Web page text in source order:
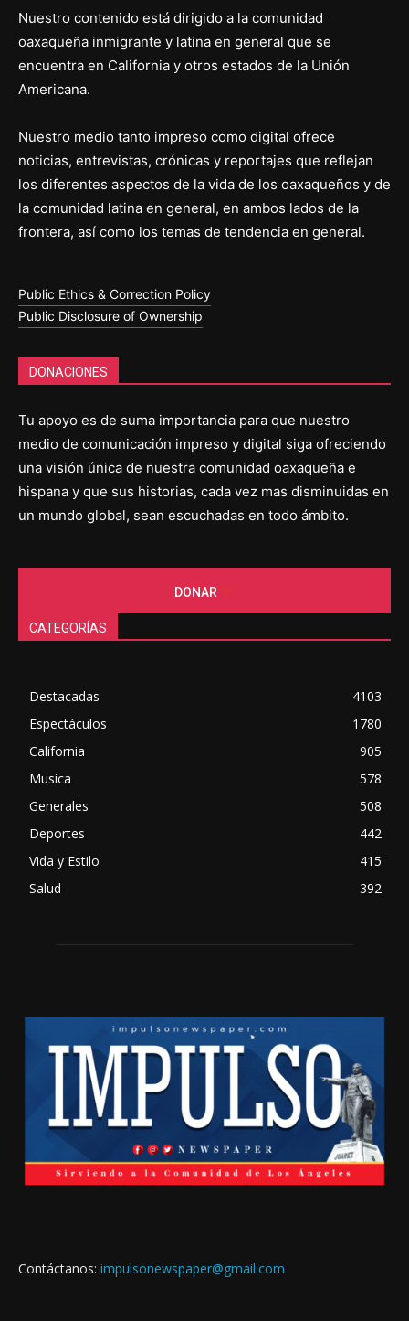
Nuestro contenido está dirigido a la comunidad
oaxaqueña inmigrante y latina en general que se
encuentra en California y otros estados de la Unión
Americana.
Nuestro medio tanto impreso como digital ofrece
noticias, entrevistas, crónicas y reportajes que reflejan
los diferentes aspectos de la vida de los oaxaqueños y de
la comunidad latina en general, en ambos lados de la
frontera, así como los temas de tendencia en general.
Public Ethics & Correction Policy
Public Disclosure of Ownership
DONACIONES
Tu apoyo es de suma importancia para que nuestro
medio de comunicación impreso y digital siga ofreciendo
una visión única de nuestra comunidad oaxaqueña e
hispana y que sus historias, cada vez mas disminuidas en
un mundo global, sean escuchadas en todo ámbito.
DONAR
CATEGORÍAS
Destacadas
4103
Espectáculos
1780
California
905
Musica
578
Generales
508
Deportes
442
Vida y Estilo
415
Salud
392
Contáctanos: impulsonewspaper@gmail.com